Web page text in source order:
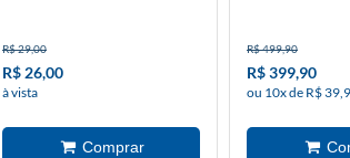
R$ 29,00
R$ 26,00
à vista
R$ 499,90
R$ 399,90
ou 10x de R$